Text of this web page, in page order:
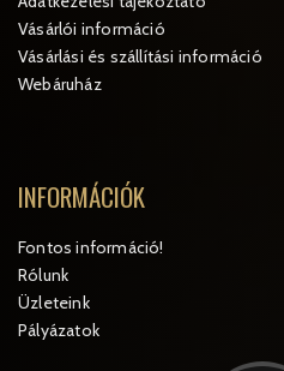
Vásárlói információ
Vásárlási és szállítási információ
Webáruház
INFORMÁCIÓK
Fontos információ!
Rólunk
Üzleteink
Pályázatok